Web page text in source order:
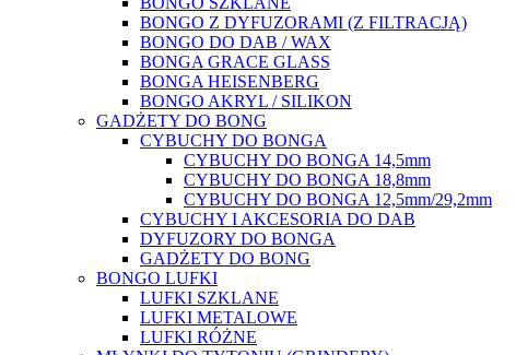
BONGO Z DYFUZORAMI (Z FILTRACJĄ)
BONGO DO DAB / WAX
BONGA GRACE GLASS
BONGA HEISENBERG
BONGO AKRYL / SILIKON
GADŻETY DO BONG
CYBUCHY DO BONGA
CYBUCHY DO BONGA 14,5mm
CYBUCHY DO BONGA 18,8mm
CYBUCHY DO BONGA 12,5mm/29,2mm
CYBUCHY I AKCESORIA DO DAB
DYFUZORY DO BONGA
GADŻETY DO BONG
BONGO LUFKI
LUFKI SZKLANE
LUFKI METALOWE
LUFKI RÓŻNE